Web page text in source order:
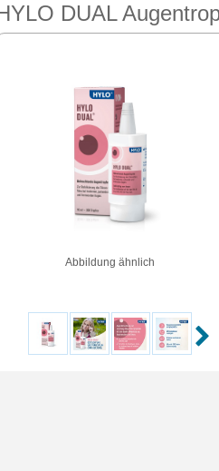
DUAL
Abbildung ähnlich